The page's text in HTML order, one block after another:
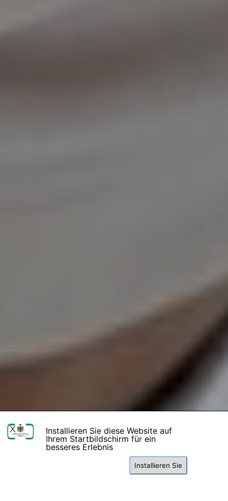
Installieren Sie diese Website auf
Ihrem Startbildschirm für ein
besseres Erlebnis
Installieren Sie
X